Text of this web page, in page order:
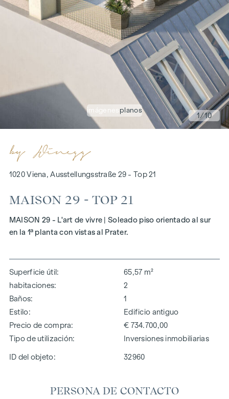
imágenes planos
1/10
1020 Viena, Ausstellungsstraße 29 - Top 21
MAISON 29 - TOP 21
MAISON 29 - L'art de vivre | Soleado piso orientado al sur
en la 1ª planta con vistas al Prater.
Superficie útil
65,57 m²
habitaciones
2
Baños
1
Estilo
Edificio antiguo
Precio de compra
€ 734.700,00
Tipo de utilización
Inversiones inmobiliarias
ID del objeto: 32960
PERSONA DE CONTACTO